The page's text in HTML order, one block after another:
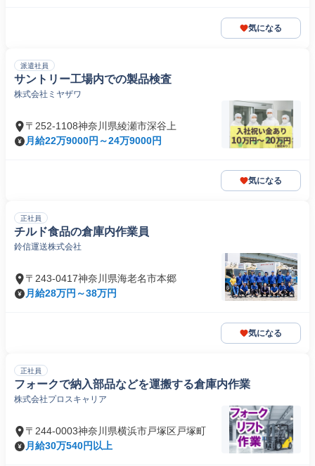
気になる
派遣社員
サントリー工場内での製品検査
株式会社ミヤザワ
〒252-1108神奈川県綾瀬市深谷上
月給22万9000円～24万9000円
気になる
正社員
チルド食品の倉庫内作業員
鈴信運送株式会社
〒243-0417神奈川県海老名市本郷
月給28万円～38万円
気になる
正社員
フォークで納入部品などを運搬する倉庫内作業
株式会社プロスキャリア
〒244-0003神奈川県横浜市戸塚区戸塚町
月給30万540円以上